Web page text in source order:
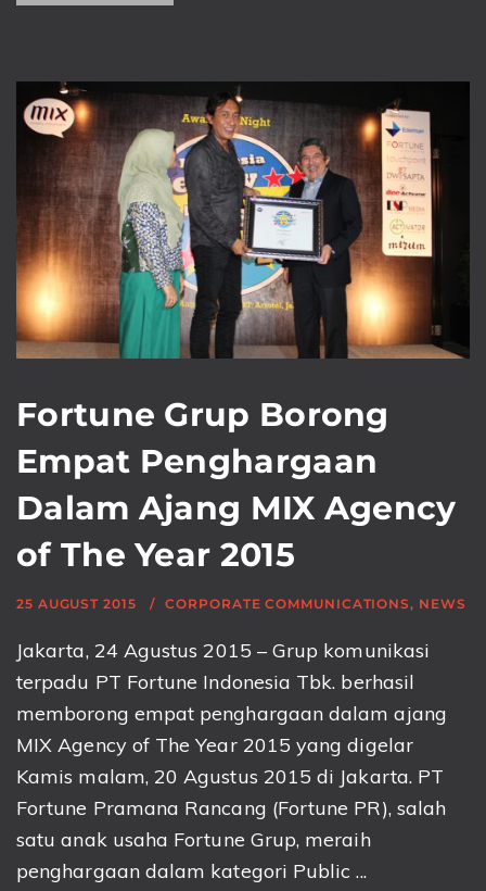
Fortune Grup Borong
Empat Penghargaan
Dalam Ajang MIX Agency
of The Year 2015
25 AUGUST 2015 CORPORATE COMMUNICATIONS, NEWS
Jakarta, 24 Agustus 2015 – Grup komunikasi
terpadu PT Fortune Indonesia Tbk. berhasil
memborong empat penghargaan dalam ajang
MIX Agency of The Year 2015 yang digelar
Kamis malam, 20 Agustus 2015 di Jakarta. PT
Fortune Pramana Rancang (Fortune PR), salah
satu anak usaha Fortune Grup, meraih
penghargaan dalam kategori Public ...